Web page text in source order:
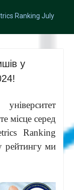
Ranking July
у
місце серед
Ranking
рейтингу ми